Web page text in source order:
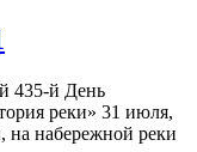
435-й День
реки» 31 июля,
на набережной реки